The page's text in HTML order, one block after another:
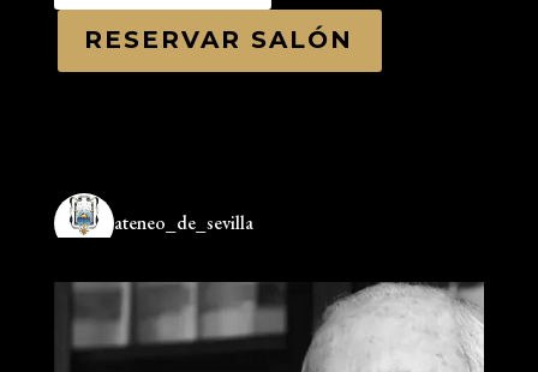
RESERVAR SALÓN
ateneo_de_sevilla